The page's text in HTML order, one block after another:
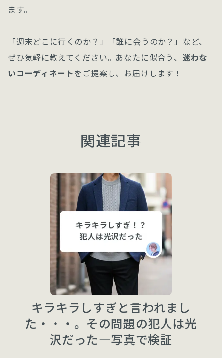
ます。
「週末どこに行くのか？」「誰に会うのか？」など、
ぜひ気軽に教えてください。あなたに似合う、 迷わな
いコーディネートをご提案し、お届けします！
関連記事
キラキラしすぎと言われまし
た・・・。その問題の犯人は光
沢だった—写真で検証